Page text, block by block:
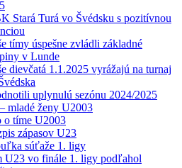
Stará Turá vo Švédsku s pozitívnou
tímy úspešne zvládli základné
v Lunde
dievčatá 1.1.2025 vyrážajú na turnaj
uplynulú sezónu 2024/2025
mladé ženy U2003
o tíme U2003
zápasov U23
súťaže 1. ligy
U23 vo finále 1. ligy podľahol